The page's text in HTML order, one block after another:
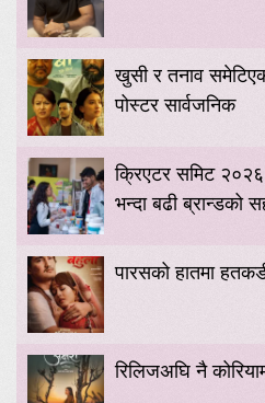
खुसी र तनाव
पोस्टर सार्वजनिक
क्रिएटर समिट
भन्दा बढी ब्रान्डको
पारसको हातमा
रिलिजअघि नै